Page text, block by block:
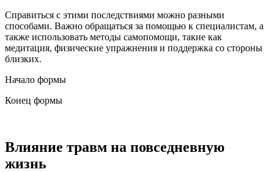
Справиться с этими последствиями можно разными
способами. Важно обращаться за помощью к специалистам, а
также использовать методы самопомощи, такие как
медитация, физические упражнения и поддержка со стороны
близких.
Начало формы
Конец формы
Влияние травм на повседневную
жизнь